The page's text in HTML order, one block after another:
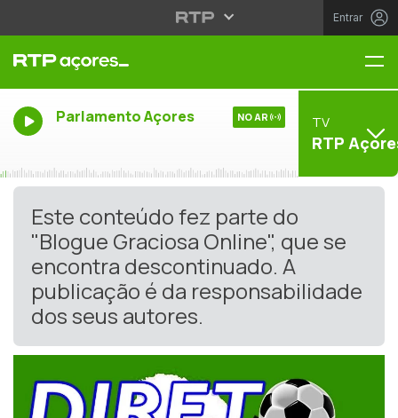
Entrar
Parlamento Açores NO AR TV
RTP
Este conteúdo fez parte do
"Blogue Graciosa Online", que se
encontra descontinuado. A
publicação é da responsabilidade
dos seus autores.